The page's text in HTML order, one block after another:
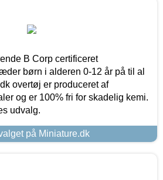
B Corp certificeret
børn i alderen 0-12 år på til al
overtøj er produceret af
og er 100% fri for skadelig kemi.
udvalg.
på Miniature.dk